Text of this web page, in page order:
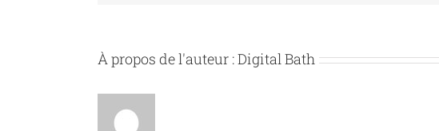
À propos de l'auteur :Digital Bath